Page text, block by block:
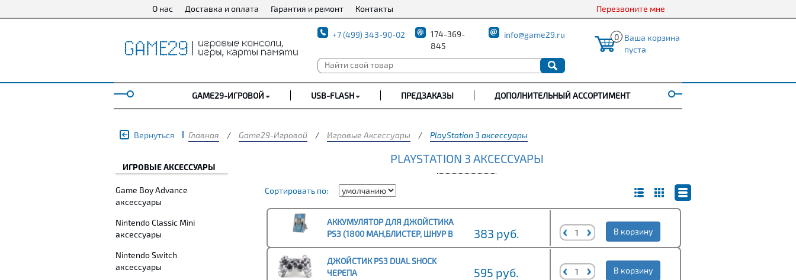
О нас Доставка и оплата Гарантия и ремонт Контакты Перезвоните мне
+7 (499) 343-90-02
174-369-
845
info@game29.ru 0 Ваша корзина
пуста
GAME29-ИГРОВОЙ USB-FLASH ПРЕДЗАКАЗЫ ДОПОЛНИТЕЛЬНЫЙ АССОРТИМЕНТ
Вернуться Главная / Game29-Игровой / Игровые Аксессуары / PlayStation 3 аксессуары
ИГРОВЫЕ АКСЕССУАРЫ
Game Boy Advance
аксессуары
Nintendo Classic Mini
аксессуары
Nintendo Switch
аксессуары
PLAYSTATION 3 АКСЕССУАРЫ
Сортировать по:
АККУМУЛЯТОР ДЛЯ ДЖОЙСТИКА
PS3 (1800 MAH,БЛИСТЕР, ШНУР В
КОМПЛЕКТЕ)
383 руб. В корзину
ДЖОЙСТИК PS3 DUAL SHOCK
ЧЕРЕПА
595 руб. В корзину